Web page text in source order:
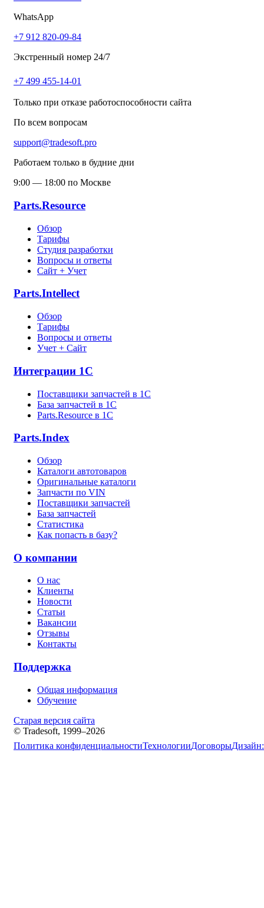
WhatsApp
+7 912 820-09-84
Экстренный номер 24/7
+7 499 455-14-01
Только при отказе работоспособности сайта
По всем вопросам
support@tradesoft.pro
Работаем только в будние дни
9:00 — 18:00 по Москве
Parts.Resource
Обзор
Тарифы
Студия разработки
Вопросы и ответы
Сайт + Учет
Parts.Intellect
Обзор
Тарифы
Вопросы и ответы
Учет + Сайт
Интеграции 1С
Поставщики запчастей в 1C
База запчастей в 1С
Parts.Resource в 1C
Parts.Index
Обзор
Каталоги автотоваров
Оригинальные каталоги
Запчасти по VIN
Поставщики запчастей
База запчастей
Статистика
Как попасть в базу?
О компании
О нас
Клиенты
Новости
Статьи
Вакансии
Отзывы
Контакты
Поддержка
Общая информация
Обучение
Старая версия сайта
© Tradesoft, 1999–2026
Политика конфиденциальностиТехнологииДоговорыДизайн: